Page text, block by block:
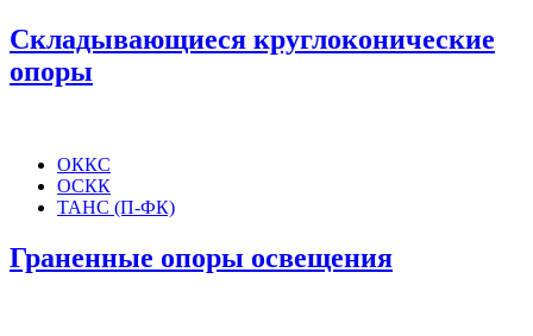
Складывающиеся круглоконические
опоры
ОККС
ОСКК
ТАНС (П-ФК)
Граненные опоры освещения